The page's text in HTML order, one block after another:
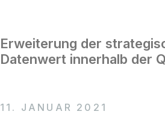
Erweiterung der
Datenwert innerhalb der
11. JANUAR 2021